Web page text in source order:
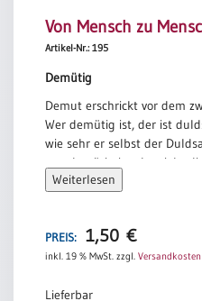
Von Mensch zu
Artikel-Nr.: 195
Demütig
Demut erschrickt vor dem
Wer demütig ist, der ist
wie sehr er selbst der
wer demütig ist, der sieht
und erblickt den Menschen
Weiterlesen
PREIS: 1,50 €
inkl. 19 % MwSt. zzgl. Versandkosten
Lieferbar